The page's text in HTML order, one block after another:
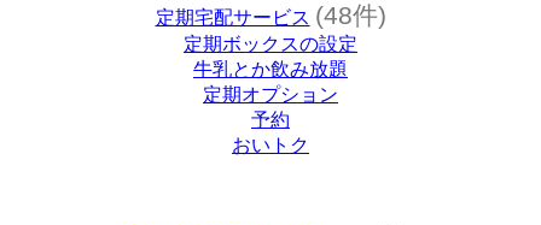
定期宅配サービス (48件)
定期ボックスの設定
牛乳とか飲み放題
定期オプション
予約
おいトク